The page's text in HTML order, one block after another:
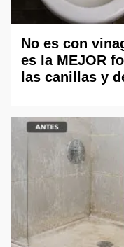
No es con
es la MEJOR
las canillas y